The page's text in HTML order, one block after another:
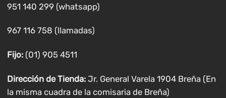
951 140 299 (whatsapp)
967 116 758 (llamadas)
Fijo:(01) 905 4511
Dirección de Tienda: Jr. General Varela 1904 Breña (En
la misma cuadra de la comisaria de Breña)